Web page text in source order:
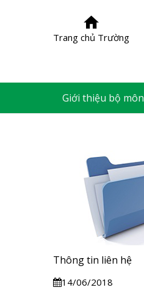
Trang chủ Trường
Giới thiệu bộ môn
Thông tin liên hệ
14/06/2018